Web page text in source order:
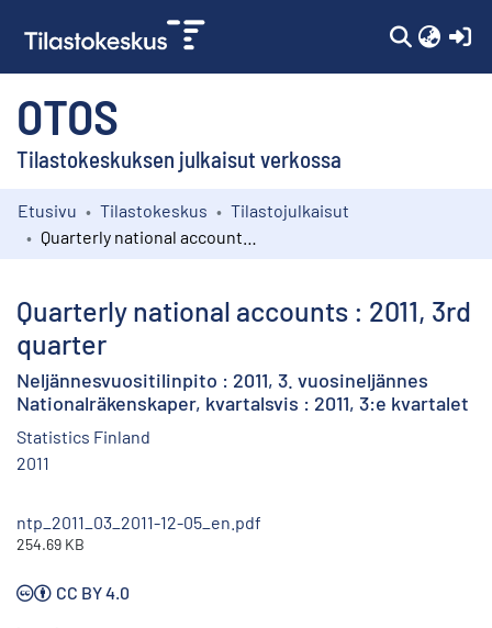
OTOS
Tilastokeskuksen julkaisut verkossa
Kokoelmat
Etusivu Tilastokeskus
Tilastojulkaisut
Quarterly national accounts : 2011, 3rd
quarter
Neljännesvuositilinpito : 2011, 3. vuosineljännes
Nationalräkenskaper, kvartalsvis : 2011, 3:e kvartalet
Statistics Finland
2011
ntp_2011_03_2011-12-05_en.pdf
254.69 KB
CC BY 4.0